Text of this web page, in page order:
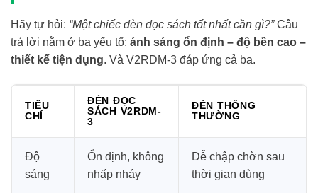
Hãy tự hỏi: “Một chiếc đèn đọc sách tốt nhất cần gì?”Câu
trả lời nằm ở ba yếu tố: ánh sáng ổn định – độ bền cao –
thiết kế tiện dụng. Và V2RDM-3 đáp ứng cả ba.
TIÊU
CHÍ
ĐÈN ĐỌC
SÁCH V2RDM-
3
ĐÈN THÔNG
THƯỜNG
Độ
sáng
Ổn định, không
nhấp nháy
Dễ chập chờn sau
thời gian dùng